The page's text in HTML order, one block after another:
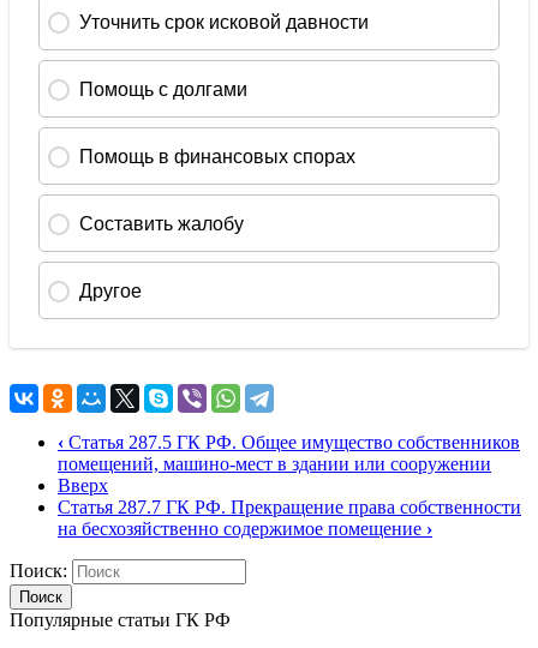
‹ Статья 287.5 ГК РФ. Общее имущество собственников
помещений, машино-мест в здании или сооружении
Вверх
Статья 287.7 ГК РФ. Прекращение права собственности
на бесхозяйственно содержимое помещение ›
Поиск
Популярные статьи ГК РФ